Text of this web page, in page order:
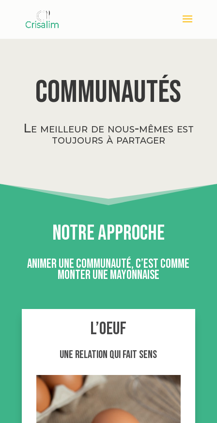
Communautés
Le meilleur de nous-mêmes est
toujours à partager
NOTRE APPROCHE
Animer une communauté, c’est comme
monter une mayonnaise
L’oeuf
une relation qui fait sens